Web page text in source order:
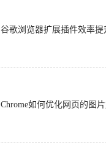
谷歌浏览器扩展插件效率提
Chrome如何优化网页的图